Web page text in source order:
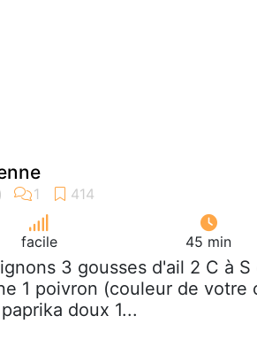
facile 45 min
3 gousses d'ail 2 C à
1 poivron (couleur de votre
doux 1...